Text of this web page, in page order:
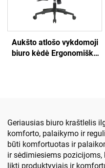
Aukšto atlošo vykdomoji
biuro kėdė Ergonomiška
Geriausias biuro kraštlelis
komforto, palaikymo ir
būti komfortuotas ir
ir sėdimiesiems
likti produktyviais ir